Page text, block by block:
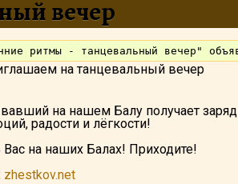
вечер
на танцевальный вечер
на нашем Балу получает заряд
радости и лёгкости!
на наших Балах! Приходите!
zhestkov.net